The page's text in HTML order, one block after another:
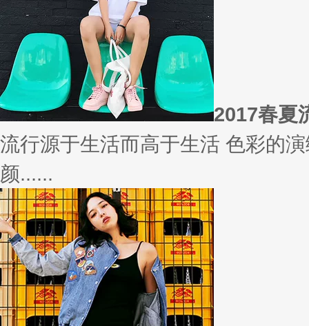
2017春夏
流行源于生活而高于生活 色彩的
颜......